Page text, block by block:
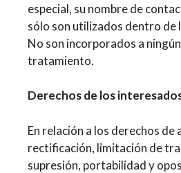
especial, su nombre de
sólo son utilizados dentro de
No son incorporados a
tratamiento.
Derechos de los
En relación a los derechos de
rectificación, limitación de
supresión, portabilidad y